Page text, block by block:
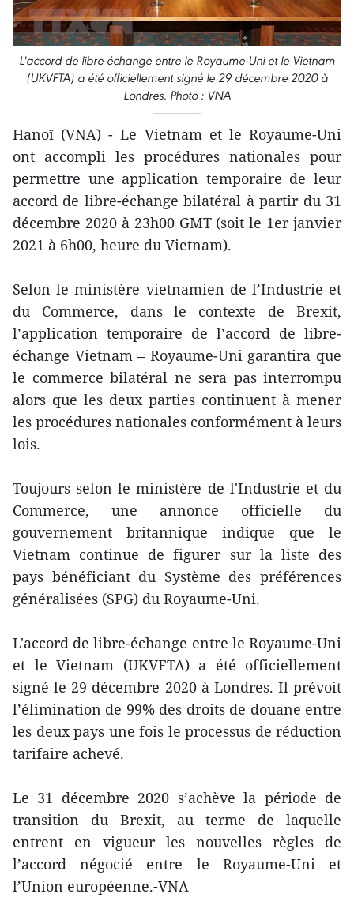
L'accord de libre-échange entre le Royaume-Uni et le Vietnam
(UKVFTA) a été officiellement signé le 29 décembre 2020 à
Londres. Photo : VNA
Hanoï (VNA) - Le Vietnam et le Royaume-Uni
ont accompli les procédures nationales pour
permettre une application temporaire de leur
accord de libre-échange bilatéral à partir du 31
décembre 2020 à 23h00 GMT (soit le 1er janvier
2021 à 6h00, heure du Vietnam).
Selon le ministère vietnamien de l’Industrie et
du Commerce, dans le contexte de Brexit,
l’application temporaire de l’accord de libre-
échange Vietnam – Royaume-Uni garantira que
le commerce bilatéral ne sera pas interrompu
alors que les deux parties continuent à mener
les procédures nationales conformément à leurs
lois.
Toujours selon le ministère de l'Industrie et du
Commerce, une annonce officielle du
gouvernement britannique indique que le
Vietnam continue de figurer sur la liste des
pays bénéficiant du Système des préférences
généralisées (SPG) du Royaume-Uni.
L'accord de libre-échange entre le Royaume-Uni
et le Vietnam (UKVFTA) a été officiellement
signé le 29 décembre 2020 à Londres. Il prévoit
l’élimination de 99% des droits de douane entre
les deux pays une fois le processus de réduction
tarifaire achevé.
Le 31 décembre 2020 s’achève la période de
transition du Brexit, au terme de laquelle
entrent en vigueur les nouvelles règles de
l’accord négocié entre le Royaume-Uni et
l’Union européenne.-VNA